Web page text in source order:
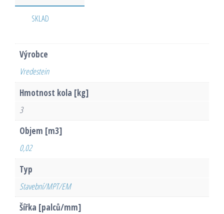
SKLAD
Výrobce
Vredestein
Hmotnost kola [kg]
3
Objem [m3]
0,02
Typ
Stavební/MPT/EM
Šířka [palců/mm]